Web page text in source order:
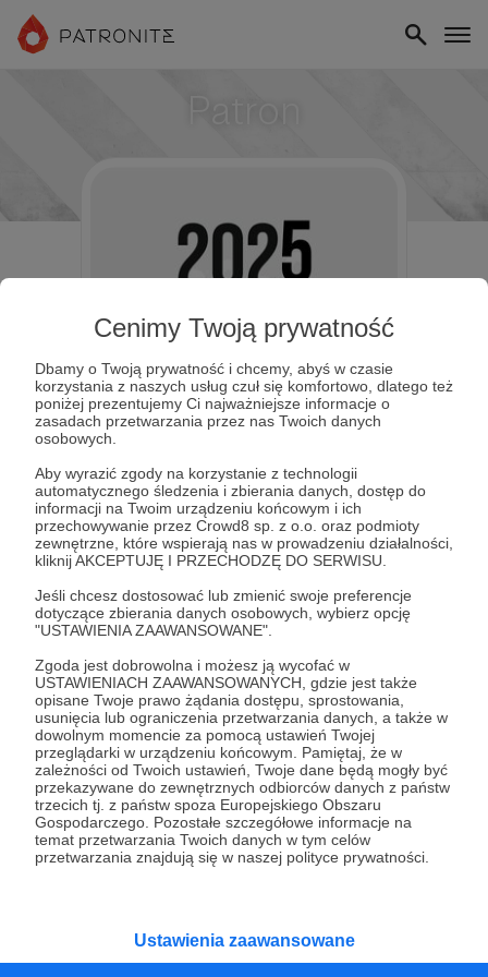
Cenimy Twoją prywatność
Dbamy o Twoją prywatność i chcemy, abyś w czasie
korzystania z naszych usług czuł się komfortowo, dlatego też
poniżej prezentujemy Ci najważniejsze informacje o
zasadach przetwarzania przez nas Twoich danych
osobowych.
Aby wyrazić zgody na korzystanie z technologii
automatycznego śledzenia i zbierania danych, dostęp do
informacji na Twoim urządzeniu końcowym i ich
przechowywanie przez Crowd8 sp. z o.o. oraz podmioty
zewnętrzne, które wspierają nas w prowadzeniu działalności,
kliknij AKCEPTUJĘ I PRZECHODZĘ DO SERWISU.
Jeśli chcesz dostosować lub zmienić swoje preferencje
dotyczące zbierania danych osobowych, wybierz opcję
"USTAWIENIA ZAAWANSOWANE".
Zgoda jest dobrowolna i możesz ją wycofać w
USTAWIENIACH ZAAWANSOWANYCH, gdzie jest także
opisane Twoje prawo żądania dostępu, sprostowania,
usunięcia lub ograniczenia przetwarzania danych, a także w
dowolnym momencie za pomocą ustawień Twojej
przeglądarki w urządzeniu końcowym. Pamiętaj, że w
zależności od Twoich ustawień, Twoje dane będą mogły być
przekazywane do zewnętrznych odbiorców danych z państw
trzecich tj. z państw spoza Europejskiego Obszaru
Gospodarczego. Pozostałe szczegółowe informacje na
temat przetwarzania Twoich danych w tym celów
przetwarzania znajdują się w naszej polityce prywatności.
Ustawienia zaawansowane
W Patronite od 01.11.2020
Patronatów:0
Miesięczne wsparcie:0 zł
Łączne wsparcie: 1067 zł
Kategorie
O Patronite
Dodatkowe produkty
Pomoc